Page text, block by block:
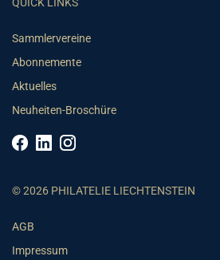
QUICK LINKS
Sammlervereine
Abonnemente
Aktuelles
Neuheiten-Broschüre
© 2026 PHILATELIE LIECHTENSTEIN
AGB
Impressum